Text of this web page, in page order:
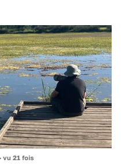
• vu 21 fois